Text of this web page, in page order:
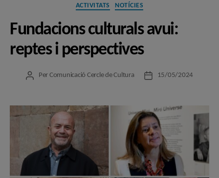
Categories
ACTIVITATS NOTÍCIES
Fundacions culturals avui:
reptes i perspectives
Autor
Per Comunicació Cercle de Cultura
Data15/05/2024